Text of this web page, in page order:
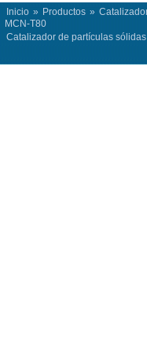
Inicio » Productos »
MCN-T80
Catalizador de partículas